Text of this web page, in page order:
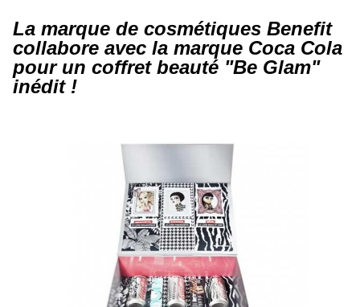
La marque de cosmétiques Benefit
collabore avec la marque Coca Cola
pour un coffret beauté "Be Glam"
inédit !